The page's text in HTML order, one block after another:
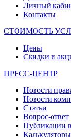
Личный
Контакты
СТОИМОСТЬ
Цены
Скидки и
ПРЕСС-ЦЕНТР
Новости
Новости
Статьи
Вопрос-ответ
Публикации
Калькуляторы